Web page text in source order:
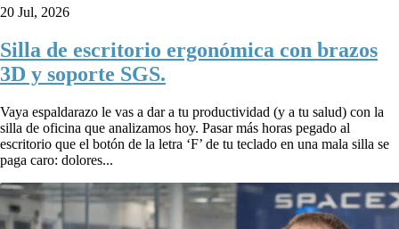
20 Jul, 2026
Silla de escritorio ergonómica con brazos
3D y soporte SGS.
Vaya espaldarazo le vas a dar a tu productividad (y a tu salud) con la
silla de oficina que analizamos hoy. Pasar más horas pegado al
escritorio que el botón de la letra ‘F’ de tu teclado en una mala silla se
paga caro: dolores...